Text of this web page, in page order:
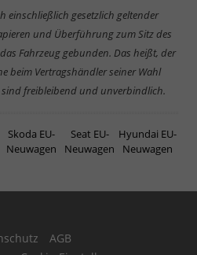
einschließlich gesetzlich geltender
und Überführung zum Sitz des
Fahrzeug gebunden. Das heißt, der
beim Vertragshändler seiner Wahl
sind freibleibend und unverbindlich.
Skoda EU-
Neuwagen
Seat EU-
Neuwagen
Hyundai EU-
Neuwagen
AGB